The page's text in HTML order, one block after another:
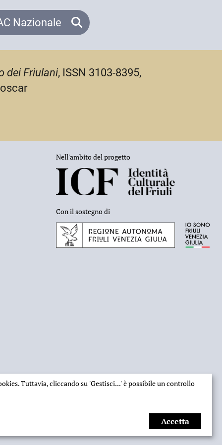
Nazionale
dei Friulani, ISSN 3103-8395,
Nell'ambito del progetto
Con il sostegno di
- Powered bySICAPWeb
Tuttavia, cliccando su 'Gestisci...'è possibile un controllo
Accetta